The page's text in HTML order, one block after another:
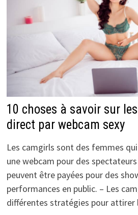
10 choses à savoir sur
direct par webcam sexy
Les camgirls sont des femmes
une webcam pour des
peuvent être payées pour des
performances en public. – Les
différentes stratégies pour